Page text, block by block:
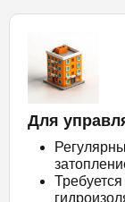
Для